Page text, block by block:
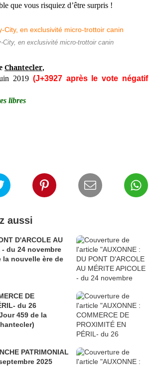
que vous risquiez d’être surpris !
City, en exclusivité micro-trottoir canin
Chantecler,
2019 (J+3927 après le vote négatif
libres
aussi
D'ARCOLE AU
- du 24 novembre
la nouvelle ère de
DE
du 26
459 de la
PATRIMONIAL
2025